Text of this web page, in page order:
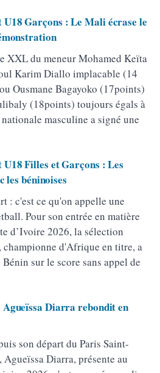
Garçons : Le Mali écrase le
XXL du meneur Mohamed Keïta
Karim Diallo implacable (14
Ousmane Bagayoko (17points)
(18points) toujours égals à
masculine a signé une
Filles et Garçons : Les
les béninoises
: c'est ce qu'on appelle une
Pour son entrée en matière
d’Ivoire 2026, la sélection
d'Afrique en titre, a
sur le score sans appel de
Diarra rebondit en
son départ du Paris Saint-
Diarra, présente au